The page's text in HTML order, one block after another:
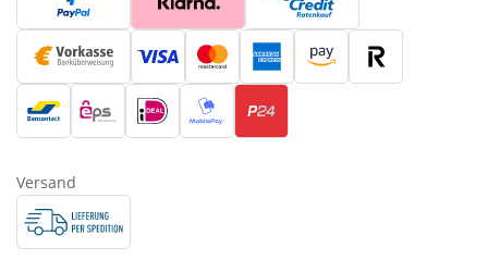
Versand